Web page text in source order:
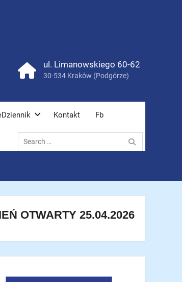
ul. Limanowskiego 60-62
30-534 Kraków (Podgórze)
Kontakt Fb
Search
for:
OTWARTY 25.04.2026